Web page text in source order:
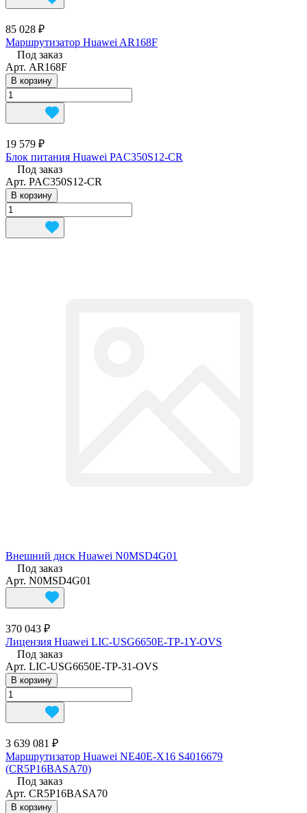
85 028 ₽
Маршрутизатор Huawei AR168F
Под заказ
Арт. AR168F
В корзину
19 579 ₽
Блок питания Huawei PAC350S12-CR
Под заказ
Арт. PAC350S12-CR
В корзину
Внешний диск Huawei N0MSD4G01
Под заказ
Арт. N0MSD4G01
370 043 ₽
Лицензия Huawei LIC-USG6650E-TP-1Y-OVS
Под заказ
Арт. LIC-USG6650E-TP-31-OVS
В корзину
3 639 081 ₽
Маршрутизатор Huawei NE40E-X16 S4016679
(CR5P16BASA70)
Под заказ
Арт. CR5P16BASA70
В корзину